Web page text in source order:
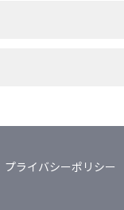
プライバシーポリシー